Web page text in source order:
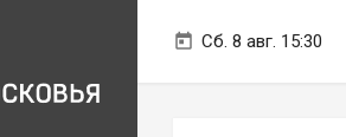
Сб. 8 авг. 15:30